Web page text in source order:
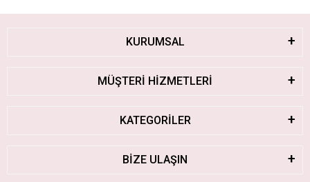
KURUMSAL
MÜŞTERİ HİZMETLERİ
KATEGORİLER
BİZE ULAŞIN